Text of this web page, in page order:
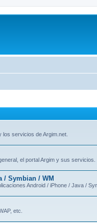
servicios de Argim.net.
el portal Argim y sus servicios.
/ Symbian / WM
Android / iPhone / Java /
etc.